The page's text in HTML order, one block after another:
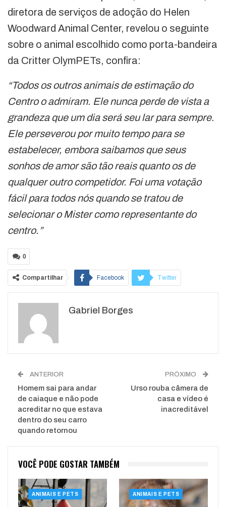
diretora de serviços de adoção do Helen
Woodward Animal Center, revelou o seguinte
sobre o animal escolhido como porta-bandeira
da Critter OlymPETs, confira:
“Todos os outros animais de estimação do
Centro o admiram. Ele nunca perde de vista a
grandeza que um dia será seu lar para sempre.
Ele perseverou por muito tempo para se
estabelecer, embora saibamos que seus
sonhos de amor são tão reais quanto os de
qualquer outro competidor. Foi uma votação
fácil para todos nós quando se tratou de
selecionar o Mister como representante do
centro.”
0
Compartilhar Facebook Twitter
WhatsApp
Gabriel Borges
ANTERIOR
Homem sai para andar
de caiaque e não pode
acreditar no que estava
dentro do seu carro
quando retornou
PRÓXIMO
Urso rouba câmera de
casa e vídeo é
inacreditável
VOCÊ PODE GOSTAR TAMBÉM
ANIMAIS E PETS ANIMAIS E PETS